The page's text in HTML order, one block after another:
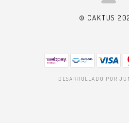
© CAKTUS
DESARROLLADO POR